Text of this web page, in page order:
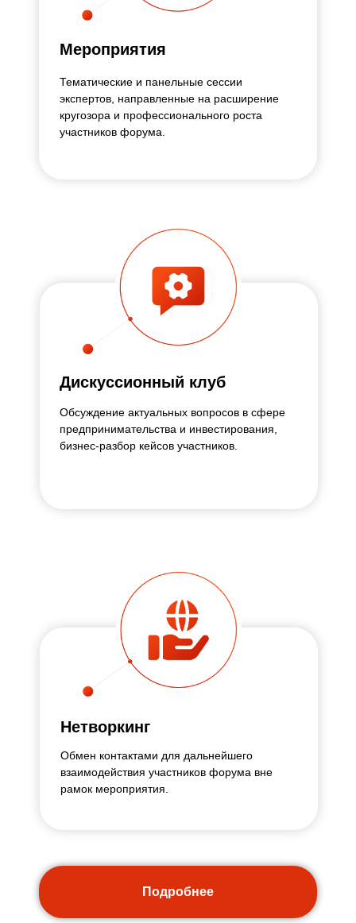
Мероприятия
Тематические и панельные сессии
экспертов, направленные на расширение
кругозора и профессионального роста
участников форума.
Подробнее
Нетворкинг
Обмен контактами для дальнейшего
взаимодействия участников форума вне
рамок мероприятия.
Дискуссионный клуб
Обсуждение актуальных вопросов в сфере
предпринимательства и инвестирования,
бизнес-разбор кейсов участников.